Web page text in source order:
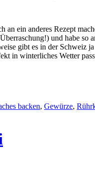
an ein anderes Rezept
und habe so
gibt es in der Schweiz
in winterliches Wetter
backen, Gewürze,